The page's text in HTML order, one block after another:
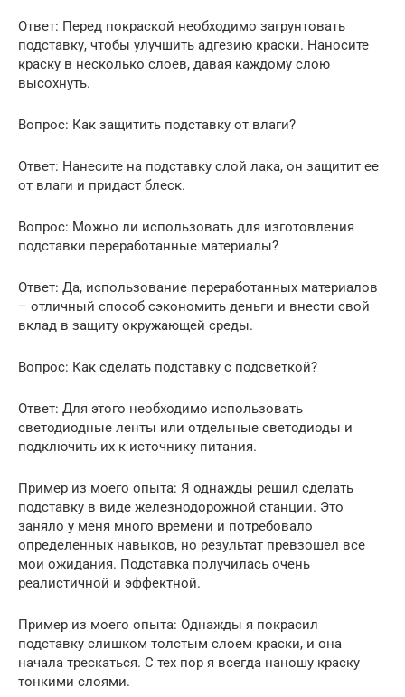
Ответ: Перед покраской необходимо загрунтовать
подставку, чтобы улучшить адгезию краски. Наносите
краску в несколько слоев, давая каждому слою
высохнуть.
Вопрос: Как защитить подставку от влаги?
Ответ: Нанесите на подставку слой лака, он защитит ее
от влаги и придаст блеск.
Вопрос: Можно ли использовать для изготовления
подставки переработанные материалы?
Ответ: Да, использование переработанных материалов
– отличный способ сэкономить деньги и внести свой
вклад в защиту окружающей среды.
Вопрос: Как сделать подставку с подсветкой?
Ответ: Для этого необходимо использовать
светодиодные ленты или отдельные светодиоды и
подключить их к источнику питания.
Пример из моего опыта: Я однажды решил сделать
подставку в виде железнодорожной станции. Это
заняло у меня много времени и потребовало
определенных навыков, но результат превзошел все
мои ожидания. Подставка получилась очень
реалистичной и эффектной.
Пример из моего опыта: Однажды я покрасил
подставку слишком толстым слоем краски, и она
начала трескаться. С тех пор я всегда наношу краску
тонкими слоями.